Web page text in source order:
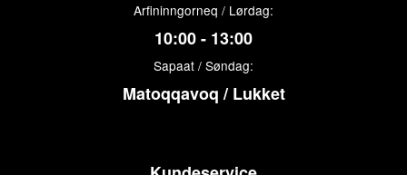
Arfininngorneq / Lørdag:
10:00 - 13:00
Sapaat / Søndag:
Matoqqavoq / Lukket